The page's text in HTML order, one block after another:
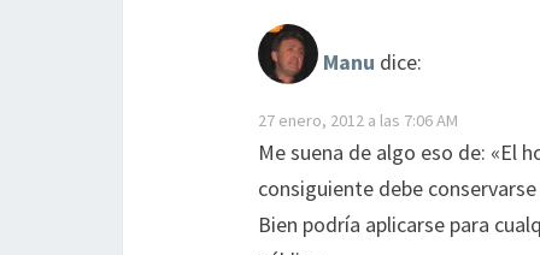
Manu dice:
27 enero, 2012 a las 7:06 AM
Me suena de algo eso de: «El
consiguiente debe
Bien podría aplicarse para